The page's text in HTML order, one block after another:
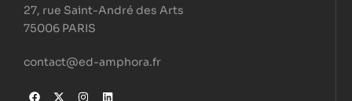
27, rue Saint-André des Arts
75006 PARIS
contact@ed-amphora.fr